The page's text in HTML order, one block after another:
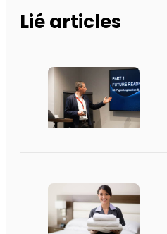
Lié articles